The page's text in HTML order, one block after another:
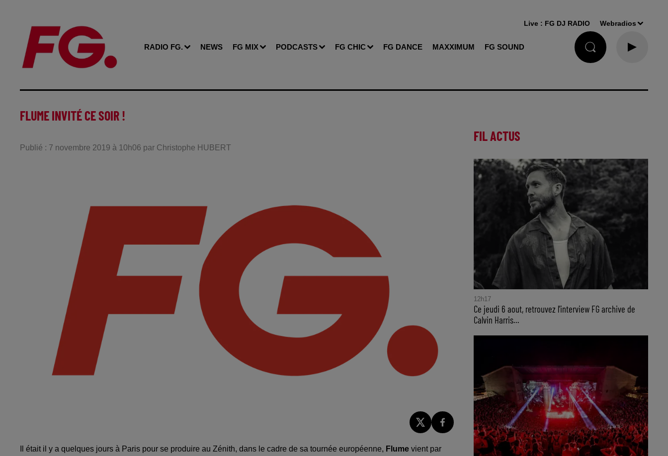
RADIO FG. NEWS FG MIX PODCASTS FG CHIC FG DANCE MAXXIMUM FG SOUND
Live : FG DJ RADIO Webradios
FLUME INVITÉ CE SOIR !
Publié : 7 novembre 2019 à 10h06 par Christophe HUBERT
Il était il y a quelques jours à Paris pour se produire au Zénith, dans le cadre de sa tournée européenne, Flume vient par
FIL ACTUS
12h17
Ce jeudi 6 aout, retrouvez l'interview FG archive de
Calvin Harris...